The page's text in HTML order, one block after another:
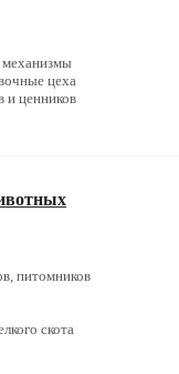
механизмы
цеха
и ценников
питомников
скота